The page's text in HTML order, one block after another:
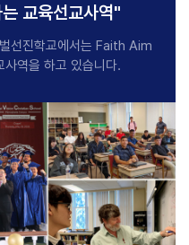
교육선교사역"
선진학교에서는 Faith Aim
역을 하고 있습니다.